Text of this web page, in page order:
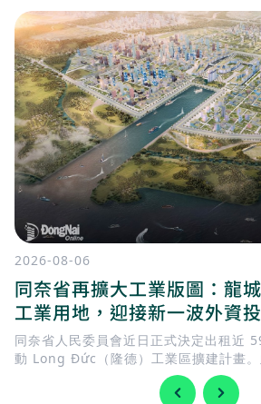
2026-08-06
同奈省再擴大工業版圖：龍
工業用地，迎接新一波外資
同奈省人民委員會近日正式決定出租近
動 Long Đức（隆德）工業區擴建計畫。
快完善基礎建設，迎接 隆城國際機場 即
擴充工業用地，以滿足國內外企業日益增